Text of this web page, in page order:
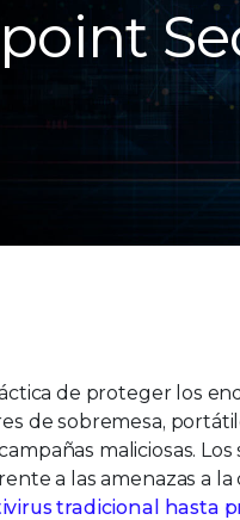
de proteger los
de sobremesa,
maliciosas.
a las amenazas a la
tradicional